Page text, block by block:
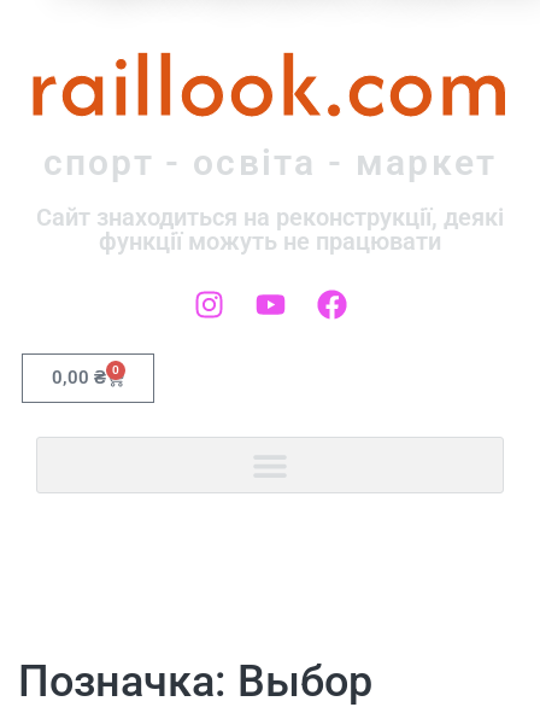
raillook.com
спорт - освіта - маркет
Сайт знаходиться на реконструкції, деякі
функції можуть не працювати
0,00 ₴ 0
Позначка: Выбор